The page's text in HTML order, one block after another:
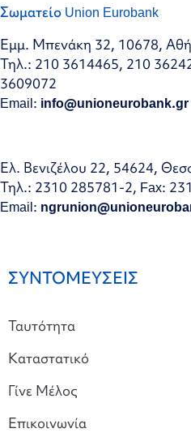
Σωματείο Union Eurobank
Εμμ. Μπενάκη 32, 10678,
Τηλ.: 210 3614465, 210
3609072
Email: info@unioneurobank.gr
Ελ. Βενιζέλου 22, 54624,
Τηλ.: 2310 285781-2, Fax:
Email:
ΣΥΝΤΟΜΕΥΣΕΙΣ
Ταυτότητα
Καταστατικό
Γίνε Μέλος
Επικοινωνία